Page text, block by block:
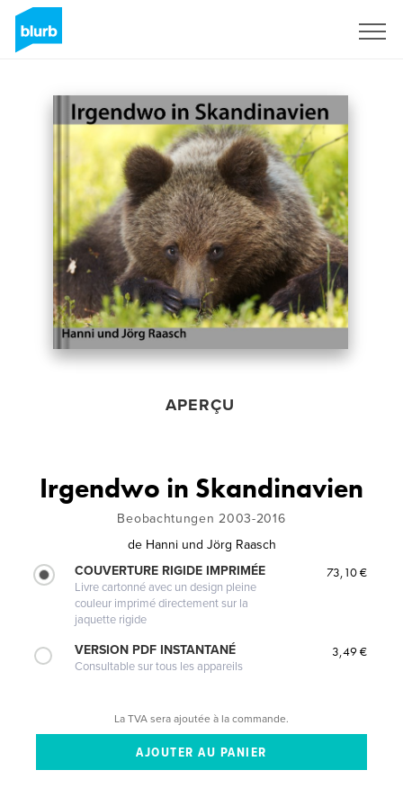
APERÇU
Irgendwo in Skandinavien
Beobachtungen 2003-2016
de Hanni und Jörg Raasch
COUVERTURE RIGIDE IMPRIMÉE
Livre cartonné avec un design pleine
couleur imprimé directement sur la
jaquette rigide
73,10 €
VERSION PDF INSTANTANÉ
Consultable sur tous les appareils
3,49 €
La TVA sera ajoutée à la commande.